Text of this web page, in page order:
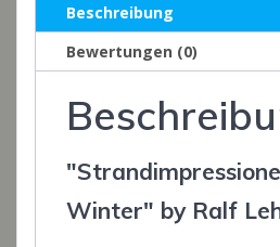
Beschreibung
Bewertungen (0)
Winter" by Ralf